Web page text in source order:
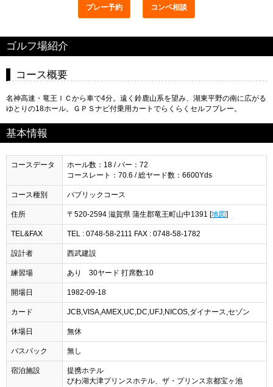
プレー予約 コンペ相談
ゴルフ場紹介
コース概要
名神高速・竜王ＩＣから車で4分。遠く鈴鹿山系を望み、湖東平野の南に広がる
ゆとりの18ホール。ＧＰＳナビ付乗用カートでらくらくセルフプレー。
基本情報
コースデータ
ホール数：18 / パー：72
コースレート：70.6 / 総ヤード数：6600Yds
コース種別 パブリックコース
住所 〒520-2594 滋賀県 蒲生郡竜王町山中1391 [ 地図
TEL&FAX TEL : 0748-58-2111 FAX : 0748-58-1782
設計者 西武建設
練習場 あり 30ヤード 打席数:10
開場日 1982-09-18
カード JCB,VISA,AMEX,UC,DC,UFJ,NICOS,ダイナース,セゾン
休場日 無休
バスパック 無し
宿泊施設
提携ホテル
びわ湖大津プリンスホテル、ザ・プリンス京都宝ヶ池